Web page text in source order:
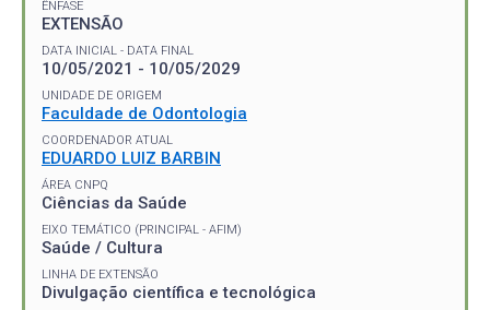
ÊNFASE
EXTENSÃO
DATA INICIAL - DATA FINAL
10/05/2021 - 10/05/2029
UNIDADE DE ORIGEM
Faculdade de Odontologia
COORDENADOR ATUAL
EDUARDO LUIZ BARBIN
ÁREA CNPQ
Ciências da Saúde
EIXO TEMÁTICO (PRINCIPAL - AFIM)
Saúde / Cultura
LINHA DE EXTENSÃO
Divulgação científica e tecnológica